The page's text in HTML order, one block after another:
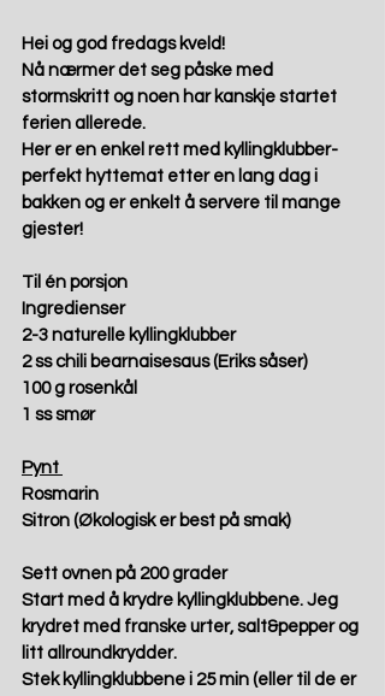
Hei og god fredags kveld!
Nå nærmer det seg påske med
stormskritt og noen har kanskje startet
ferien allerede.
Her er en enkel rett med kyllingklubber-
perfekt hyttemat etter en lang dag i
bakken og er enkelt å servere til mange
gjester!
Til én porsjon
Ingredienser
2-3 naturelle kyllingklubber
2 ss chili bearnaisesaus (Eriks såser)
100 g rosenkål
1 ss smør
Pynt
Rosmarin
Sitron (Økologisk er best på smak)
Sett ovnen på 200 grader
Start med å krydre kyllingklubbene. Jeg
krydret med franske urter, salt&pepper og
litt allroundkrydder.
Stek kyllingklubbene i 25 min (eller til de er